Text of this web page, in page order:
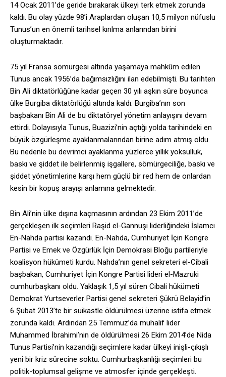
14 Ocak 2011’de geride bırakarak ülkeyi terk etmek zorunda
kaldı. Bu olay yüzde 98’i Araplardan oluşan 10,5 milyon nüfuslu
Tunus’un en önemli tarihsel kırılma anlarından birini
oluşturmaktadır.
75 yıl Fransa sömürgesi altında yaşamaya mahkûm edilen
Tunus ancak 1956’da bağımsızlığını ilan edebilmişti. Bu tarihten
Bin Ali diktatörlüğüne kadar geçen 30 yılı aşkın süre boyunca
ülke Burgiba diktatörlüğü altında kaldı. Burgiba’nın son
başbakanı Bin Ali de bu diktatöryel yönetim anlayışını devam
ettirdi. Dolayısıyla Tunus, Buazizi’nin açtığı yolda tarihindeki en
büyük özgürleşme ayaklanmalarından birine adım atmış oldu.
Bu nedenle bu devrimci ayaklanma yüzlerce yıllık yoksulluk,
baskı ve şiddet ile belirlenmiş işgallere, sömürgeciliğe, baskı ve
şiddet yönetimlerine karşı hem güçlü bir red hem de onlardan
kesin bir kopuş arayışı anlamına gelmektedir.
Bin Ali’nin ülke dışına kaçmasının ardından 23 Ekim 2011’de
gerçekleşen ilk seçimleri Raşid el-Gannuşi liderliğindeki İslamcı
En-Nahda partisi kazandı. En-Nahda, Cumhuriyet İçin Kongre
Partisi ve Emek ve Özgürlük İçin Demokrasi Bloğu partileriyle
koalisyon hükümeti kurdu. Nahda’nın genel sekreteri el-Cibali
başbakan, Cumhuriyet İçin Kongre Partisi lideri el-Mazruki
cumhurbaşkanı oldu. Yaklaşık 1,5 yıl süren Cibali hükümeti
Demokrat Yurtseverler Partisi genel sekreteri Şükrü Belayid’in
6 Şubat 2013’te bir suikastle öldürülmesi üzerine istifa etmek
zorunda kaldı. Ardından 25 Temmuz’da muhalif lider
Muhammed İbrahimi’nin de öldürülmesi 26 Ekim 2014’de Nida
Tunus Partisi’nin kazandığı seçimlere kadar ülkeyi inişli-çıkışlı
yeni bir kriz sürecine soktu. Cumhurbaşkanlığı seçimleri bu
politik-toplumsal gelişme ve atmosfer içinde gerçekleşti.